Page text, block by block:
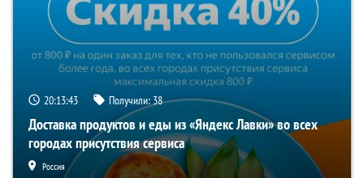
20:13:42 Получили:38
Доставка продуктов и еды из «Яндекс Лавки» во всех
городах присутствия сервиса
Россия